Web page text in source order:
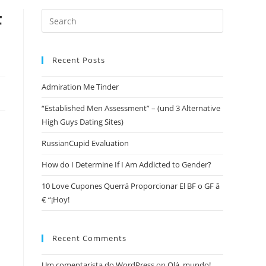
Recent Posts
Admiration Me Tinder
“Established Men Assessment” – (und 3 Alternative
High Guys Dating Sites)
RussianCupid Evaluation
How do I Determine If I Am Addicted to Gender?
10 Love Cupones Querrá Proporcionar El BF o GF â
€ “¡Hoy!
Recent Comments